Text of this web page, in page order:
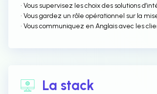
• Vous supervisez les choix des solutions
• Vous gardez un rôle opérationnel sur la
• Vous communiquez en Anglais avec les
La stack